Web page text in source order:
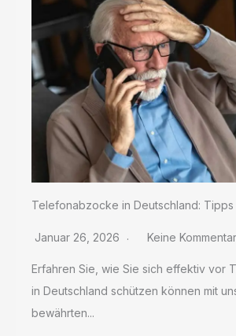
Telefonabzocke in Deutschland: Tipps
Januar 26, 2026 Keine
Erfahren Sie, wie Sie sich effektiv vor
in Deutschland schützen können mit
bewährten...